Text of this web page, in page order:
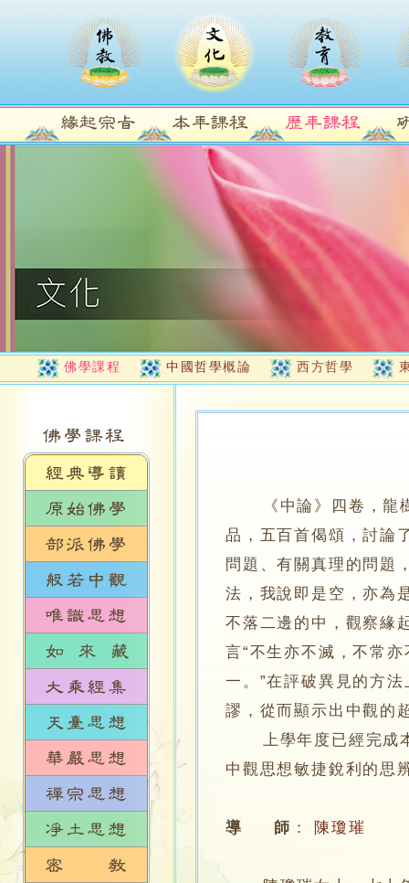
佛學課程 中國哲學概論 西方哲學
《中論》四卷，
品，五百首偈頌，討論
問題、有關真理的問題
法，我說即是空，亦為
不落二邊的中，觀察緣
言“不生亦不滅，不常
一。”在評破異見的方
謬，從而顯示出中觀的
上學年度已經完成本
中觀思想敏捷銳利的思
導 師 ： 陳瓊璀